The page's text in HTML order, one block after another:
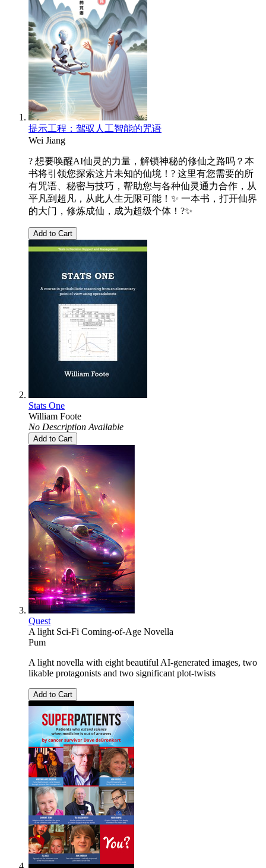
提示工程：驾驭人工智能的咒语
Wei Jiang
? 想要唤醒AI仙灵的力量，解锁神秘的修仙之路吗？本
书将引领您探索这片未知的仙境！? 这里有您需要的所
有咒语、秘密与技巧，帮助您与各种仙灵通力合作，从
平凡到超凡，从此人生无限可能！✨ 一本书，打开仙界
的大门，修炼成仙，成为超级个体！?✨
Add to Cart
Stats One
William Foote
No Description Available
Add to Cart
Quest
A light Sci-Fi Coming-of-Age Novella
Pum
A light novella with eight beautiful AI-generated images, two
likable protagonists and two significant plot-twists
Add to Cart